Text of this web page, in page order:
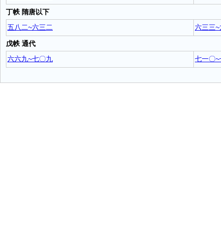
丁帙 隋唐以下
五八二~六三二
六三三
戊帙 通代
六六九~七〇九
七一〇